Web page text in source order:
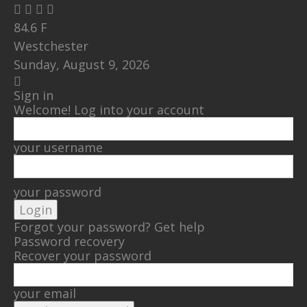
84.6 F
Westchester
Sunday, August 9, 2026
Sign in
Welcome! Log into your account
your username
your password
Forgot your password? Get help
Password recovery
Recover your password
your email